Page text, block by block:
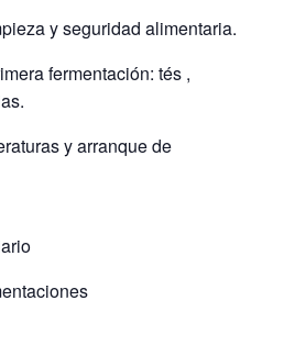
y seguridad alimentaria.
fermentación: tés ,
y arranque de